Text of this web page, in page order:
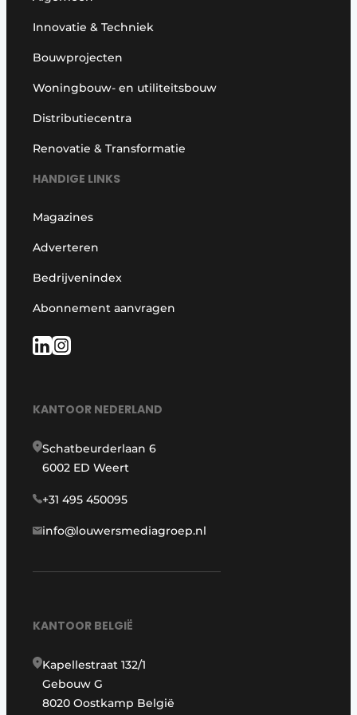
Vacature aanmelden
Vacatures
Video’s
Modulair bouwen
Innovatie & Techniek
Bouwprojecten
Woningbouw- en utiliteitsbouw
Distributiecentra
Renovatie & Transformatie
HANDIGE LINKS
Magazines
Adverteren
Bedrijvenindex
Abonnement aanvragen
KANTOOR NEDERLAND
Schatbeurderlaan 6
6002 ED Weert
+31 495 450095
info@louwersmediagroep.nl
KANTOOR BELGIË
Kapellestraat 132/1
Gebouw G
8020 Oostkamp België